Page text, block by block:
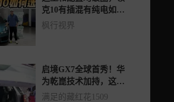
克10有插混有纯电如何
选？16-17万值不值？
枫行视界
启境GX7全球首秀！华
为乾崑技术加持，这台
“阔”五座SUV要爆了？
满足的藏红花1509